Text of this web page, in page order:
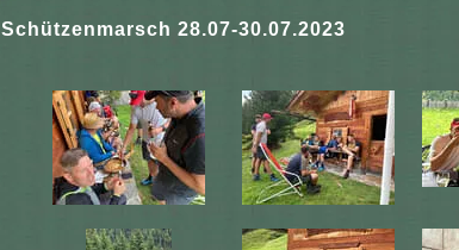
Schützenmarsch 28.07-30.07.2023